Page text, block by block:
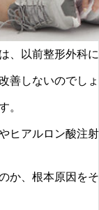
、以前整形外科
善しないのでし
。
ヒアルロン酸注
か、根本原因を